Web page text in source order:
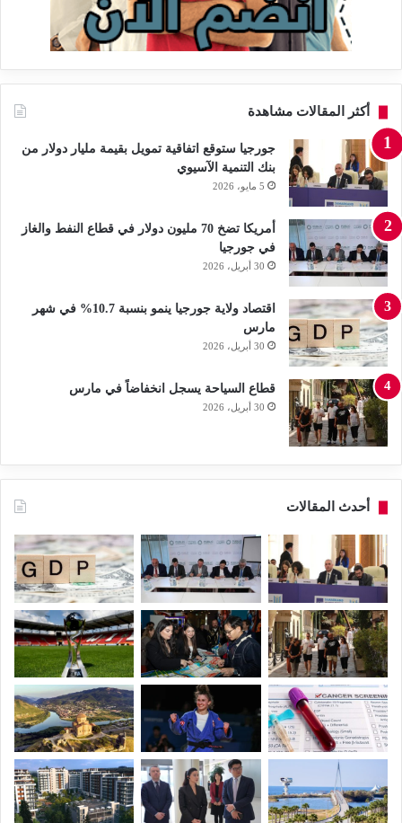
أكثر المقالات مشاهدة
جورجيا ستوقع اتفاقية تمويل بقيمة مليار دولار من
بنك التنمية الآسيوي
5 مايو، 2026
أمريكا تضخ 70 مليون دولار في قطاع النفط والغاز
في جورجيا
30 أبريل، 2026
اقتصاد ولاية جورجيا ينمو بنسبة 10.7% في شهر
مارس
30 أبريل، 2026
قطاع السياحة يسجل انخفاضاً في مارس
30 أبريل، 2026
أحدث المقالات